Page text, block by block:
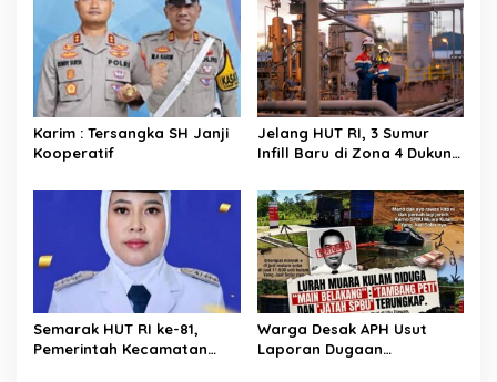
Karim : Tersangka SH Janji
Kooperatif
Jelang HUT RI, 3 Sumur
Infill Baru di Zona 4 Dukung
Semarak HUT RI ke-81,
Pemerintah Kecamatan
Warga Desak APH Usut
Laporan Dugaan